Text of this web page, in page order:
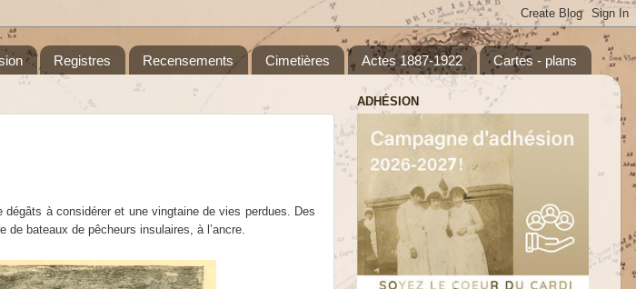
Registres Recensements Cimetières Actes 1887-1922 Cartes - plans
à considérer et une vingtaine de vies perdues. Des
bateaux de pêcheurs insulaires, à l’ancre.
ADHÉSION